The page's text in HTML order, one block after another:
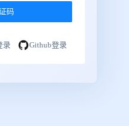
码
录 Github登录